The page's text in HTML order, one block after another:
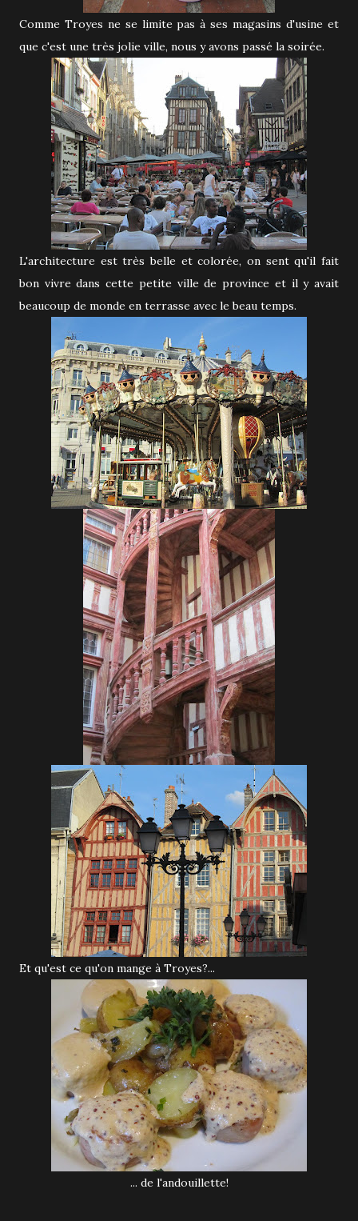
Comme Troyes ne se limite pas à ses magasins d'usine et
que c'est une très jolie ville, nous y avons passé la soirée.
L'architecture est très belle et colorée, on sent qu'il fait
bon vivre dans cette petite ville de province et il y avait
beaucoup de monde en terrasse avec le beau temps.
Et qu'est ce qu'on mange à Troyes?...
... de l'andouillette!